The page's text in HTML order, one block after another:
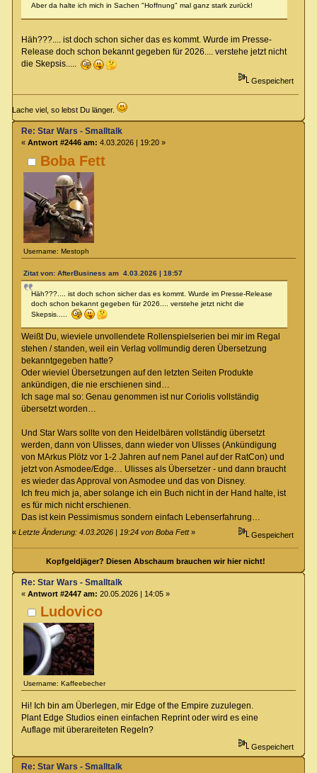
Aber da halte ich mich in Sachen "Hoffnung" mal ganz stark zurück!
Häh???.... ist doch schon sicher das es kommt. Wurde im Presse-
Release doch schon bekannt gegeben für 2026.... verstehe jetzt nicht
die Skepsis.....
Gespeichert
Lache viel, so lebst Du länger.
Boba Fett
Username: Mestoph
Re: Star Wars - Smalltalk
« Antwort #2446 am: 4.03.2026 | 19:20 »
Zitat von: AfterBusiness am 4.03.2026 | 18:57
Häh???.... ist doch schon sicher das es kommt. Wurde im Presse-Release
doch schon bekannt gegeben für 2026.... verstehe jetzt nicht die
Skepsis.....
Weißt Du, wieviele unvollendete Rollenspielserien bei mir im Regal
stehen / standen, weil ein Verlag vollmundig deren Übersetzung
bekanntgegeben hatte?
Oder wieviel Übersetzungen auf den letzten Seiten Produkte
ankündigen, die nie erschienen sind…
Ich sage mal so: Genau genommen ist nur Coriolis vollständig
übersetzt worden…
Und Star Wars sollte von den Heidelbären vollständig übersetzt
werden, dann von Ulisses, dann wieder von Ulisses (Ankündigung
von MArkus Plötz vor 1-2 Jahren auf nem Panel auf der RatCon) und
jetzt von Asmodee/Edge… Ulisses als Übersetzer - und dann braucht
es wieder das Approval von Asmodee und das von Disney.
Ich freu mich ja, aber solange ich ein Buch nicht in der Hand halte, ist
es für mich nicht erschienen.
Das ist kein Pessimismus sondern einfach Lebenserfahrung…
«Letzte Änderung: 4.03.2026 | 19:24 von Boba Fett» Gespeichert
Kopfgeldjäger? Diesen Abschaum brauchen wir hier nicht!
Ludovico
Username: Kaffeebecher
Re: Star Wars - Smalltalk
« Antwort #2447 am: 20.05.2026 | 14:05 »
Hi! Ich bin am Überlegen, mir Edge of the Empire zuzulegen.
Plant Edge Studios einen einfachen Reprint oder wird es eine
Auflage mit überareiteten Regeln?
Gespeichert
Re: Star Wars - Smalltalk